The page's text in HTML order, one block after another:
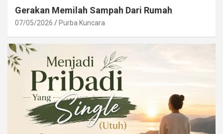
Gerakan Memilah Sampah Dari Rumah
07/05/2026 Purba Kuncara